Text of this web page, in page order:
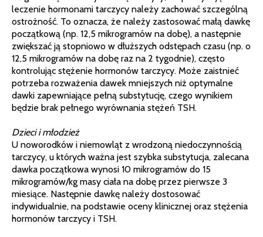
leczenie hormonami tarczycy należy zachować szczególną
ostrożność. To oznacza, że należy zastosować małą dawkę
początkową (np. 12,5 mikrogramów na dobę), a następnie
zwiększać ją stopniowo w dłuższych odstępach czasu (np. o
12,5 mikrogramów na dobę raz na 2 tygodnie), często
kontrolując stężenie hormonów tarczycy. Może zaistnieć
potrzeba rozważenia dawek mniejszych niż optymalne
dawki zapewniające pełną substytucję, czego wynikiem
będzie brak pełnego wyrównania stężeń TSH.
Dzieci i młodzież
U noworodków i niemowląt z wrodzoną niedoczynnością
tarczycy, u których ważna jest szybka substytucja, zalecana
dawka początkowa wynosi 10 mikrogramów do 15
mikrogramów/kg masy ciała na dobę przez pierwsze 3
miesiące. Następnie dawkę należy dostosować
indywidualnie, na podstawie oceny klinicznej oraz stężenia
hormonów tarczycy i TSH.